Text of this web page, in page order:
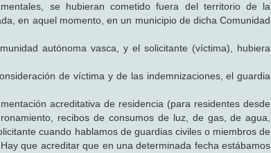
se hubieran cometido fuera del territorio de la
en aquel momento, en un municipio de dicha Comunidad
autónoma vasca, y el solicitante (víctima), hubiera
de víctima y de las indemnizaciones, el guardia
acreditativa de residencia (para residentes desde
recibos de consumos de luz, de gas, de agua,
cuando hablamos de guardias civiles o miembros de
que acreditar que en una determinada fecha estábamos